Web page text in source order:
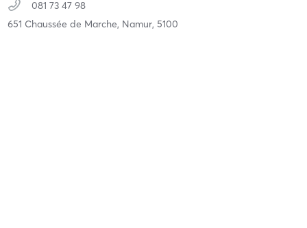
081 73 47 98
651 Chaussée de Marche, Namur, 5100